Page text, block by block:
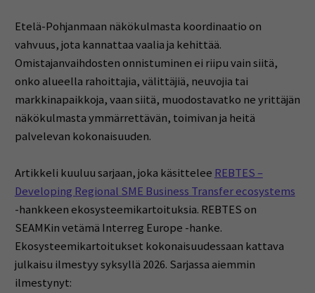
Etelä-Pohjanmaan näkökulmasta koordinaatio on
vahvuus, jota kannattaa vaalia ja kehittää.
Omistajanvaihdosten onnistuminen ei riipu vain siitä,
onko alueella rahoittajia, välittäjiä, neuvojia tai
markkinapaikkoja, vaan siitä, muodostavatko ne yrittäjän
näkökulmasta ymmärrettävän, toimivan ja heitä
palvelevan kokonaisuuden.
Artikkeli kuuluu sarjaan, joka käsittelee REBTES –
Developing Regional SME Business Transfer ecosystems
-hankkeen ekosysteemikartoituksia. REBTES on
SEAMKin vetämä Interreg Europe -hanke.
Ekosysteemikartoitukset kokonaisuudessaan kattava
julkaisu ilmestyy syksyllä 2026. Sarjassa aiemmin
ilmestynyt: